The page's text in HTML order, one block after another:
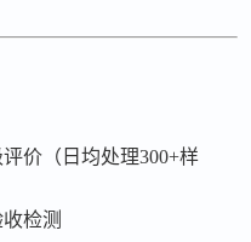
价（日均处理300+样
检测